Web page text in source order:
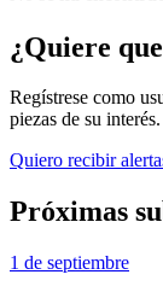
¿Quiere
Regístrese como
piezas de su interés.
Quiero recibir
Próximas
1 de septiembre